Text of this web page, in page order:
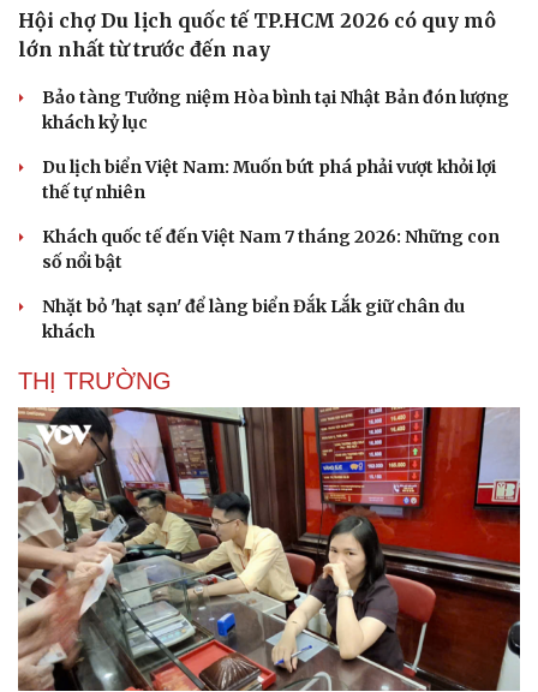
Văn hóa
Sân khấu - Điện ảnh
Văn học
Âm nhạc
Di sản
Giải trí
Nghệ sĩ
Thời trang
Sao Việt
Hội chợ Du lịch quốc tế TP.HCM 2026 có quy mô
lớn nhất từ trước đến nay
Bảo tàng Tưởng niệm Hòa bình tại Nhật Bản đón lượng
khách kỷ lục
Du lịch biển Việt Nam: Muốn bứt phá phải vượt khỏi lợi
thế tự nhiên
Khách quốc tế đến Việt Nam 7 tháng 2026: Những con
số nổi bật
Nhặt bỏ 'hạt sạn' để làng biển Đắk Lắk giữ chân du
khách
THỊ TRƯỜNG